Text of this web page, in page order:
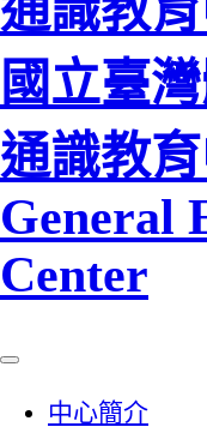
國立臺
通識教
General
Center
中心簡介